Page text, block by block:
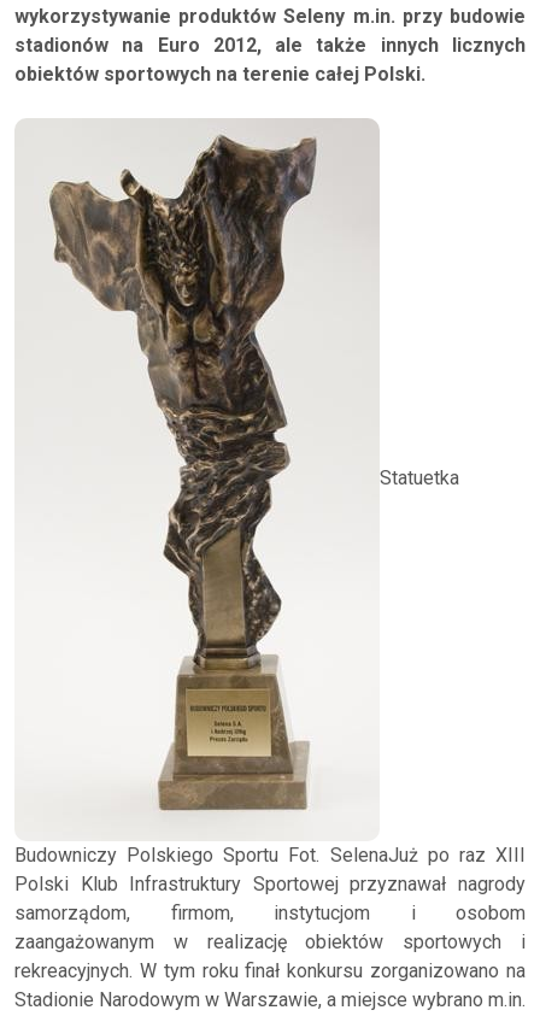
wykorzystywanie produktów Seleny m.in. przy budowie
stadionów na Euro 2012, ale także innych licznych
obiektów sportowych na terenie całej Polski.
Statuetka
Budowniczy Polskiego Sportu Fot. SelenaJuż po raz XIII
Polski Klub Infrastruktury Sportowej przyznawał nagrody
samorządom, firmom, instytucjom i osobom
zaangażowanym w realizację obiektów sportowych i
rekreacyjnych. W tym roku finał konkursu zorganizowano na
Stadionie Narodowym w Warszawie, a miejsce wybrano m.in.